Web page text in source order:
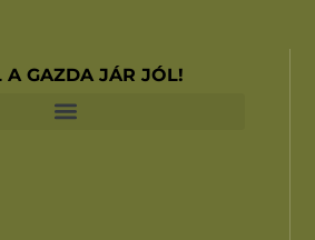
A GAZDA JÁR JÓL!